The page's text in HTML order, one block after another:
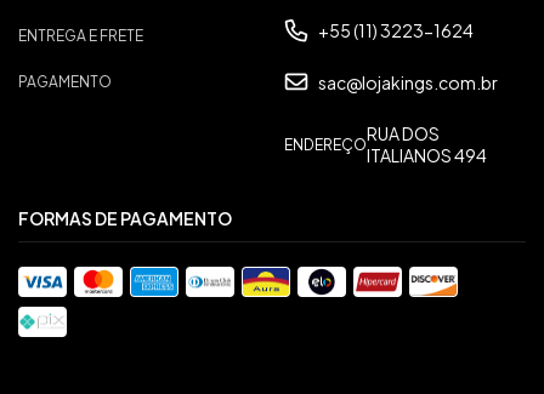
ENTREGA E FRETE
PAGAMENTO
+55 (11) 3223-1624
sac@lojakings.com.br
ENDEREÇORUA DOS
ITALIANOS 494
FORMAS DE PAGAMENTO